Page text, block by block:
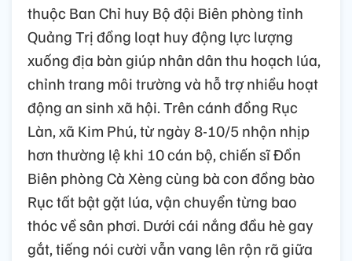
thuộc Ban Chỉ huy Bộ đội Biên phòng tỉnh
Quảng Trị đồng loạt huy động lực lượng
xuống địa bàn giúp nhân dân thu hoạch lúa,
chỉnh trang môi trường và hỗ trợ nhiều hoạt
động an sinh xã hội. Trên cánh đồng Rục
Làn, xã Kim Phú, từ ngày 8-10/5 nhộn nhịp
hơn thường lệ khi 10 cán bộ, chiến sĩ Đồn
Biên phòng Cà Xèng cùng bà con đồng bào
Rục tất bật gặt lúa, vận chuyển từng bao
thóc về sân phơi. Dưới cái nắng đầu hè gay
gắt, tiếng nói cười vẫn vang lên rộn rã giữa